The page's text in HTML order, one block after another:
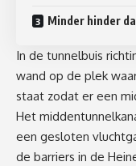
Minder hinder
In de tunnelbuis
wand op de plek
staat zodat er een
Het
een gesloten
de barriers in de